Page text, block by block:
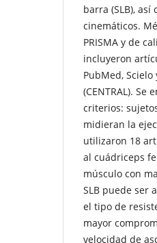
barra (SLB),
cinemáticos.
PRISMA y de
incluyeron
PubMed,
(CENTRAL).
criterios:
midieran la
utilizaron 18
al cuádriceps
músculo con
SLB puede ser
el tipo de
mayor
velocidad de